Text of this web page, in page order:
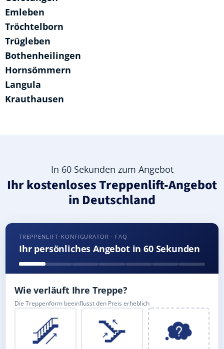
Emleben
Tröchtelborn
Trügleben
Bothenheilingen
Hornsömmern
Langula
Krauthausen
In 60 Sekunden zum Angebot
Ihr kostenloses Treppenlift-Angebot
in Deutschland
TREPPENLIFT-KONFIGURATOR · FAQ
Ihr persönliches Angebot in 60 Sekunden
Wie verläuft Ihre Treppe?
Die Treppenform beeinflusst den Preis erheblich